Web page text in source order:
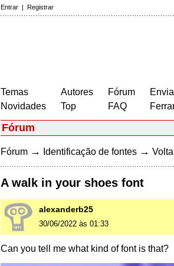
Entrar | Registrar
Temas
Novidades
Autores
Top
Fórum
FAQ
Fórum
Fórum → Identificação de fontes →
A walk in your shoes font
alexanderb25
30/06/2022 às 01:33
Can you tell me what kind of font is that?